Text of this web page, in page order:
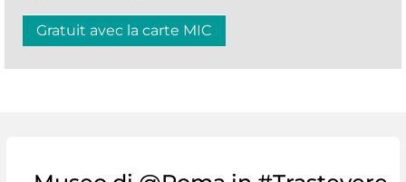
Gratuit avec la carte MIC